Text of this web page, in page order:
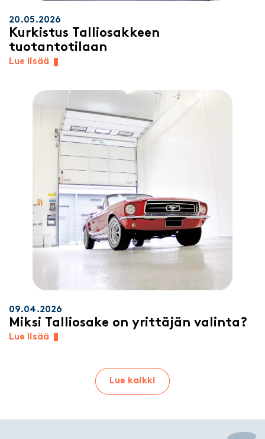
20.05.2026
Kurkistus Talliosakkeen
tuotantotilaan
Lue lisää
09.04.2026
Miksi Talliosake on yrittäjän valinta?
Lue lisää
Lue kaikki